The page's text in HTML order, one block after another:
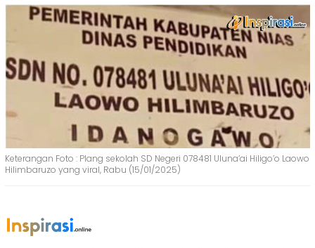
Keterangan Foto : Plang sekolah SD Negeri 078481 Uluna’ai Hiligo’o Laowo
Hilimbaruzo yang viral, Rabu (15/01/2025)